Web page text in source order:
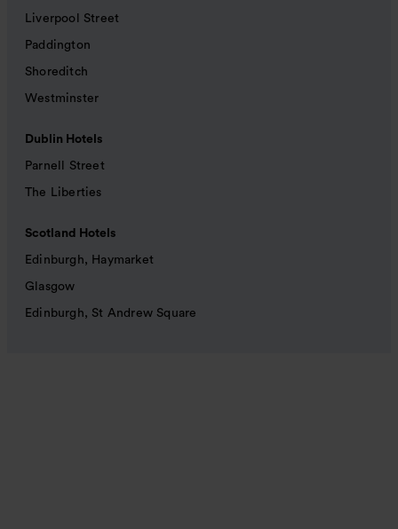
Liverpool Street
Paddington
Shoreditch
Westminster
Dublin Hotels
Parnell Street
The Liberties
Scotland Hotels
Edinburgh, Haymarket
Glasgow
Edinburgh, St Andrew Square